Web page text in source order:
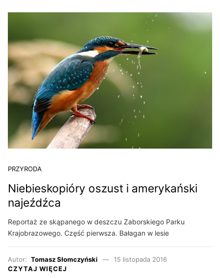
PRZYRODA
Niebieskopióry oszust i amerykański
najeźdźca
Reportaż ze skąpanego w deszczu Zaborskiego Parku
Krajobrazowego. Część pierwsza. Bałagan w lesie
Autor: Tomasz Słomczyński
15 listopada 2016
CZYTAJ WIĘCEJ